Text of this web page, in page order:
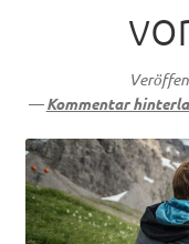
—Kommentar